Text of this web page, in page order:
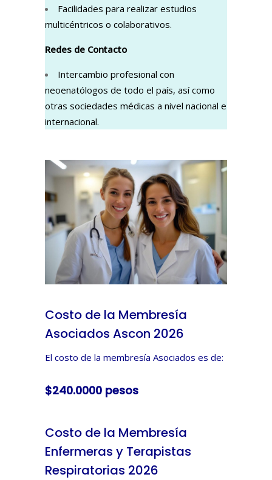
Facilidades para realizar estudios
multicéntricos o colaborativos.
Redes de Contacto
Intercambio profesional con
neoenatólogos de todo el país, así como
otras sociedades médicas a nivel nacional e
internacional.
Costo de la Membresía
Asociados Ascon 2026
El costo de la membresía Asociados es de:
$240.0000 pesos
Costo de la Membresía
Enfermeras y Terapistas
Respiratorias 2026